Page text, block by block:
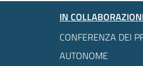
IN
CONFERENZA DEI
AUTONOME